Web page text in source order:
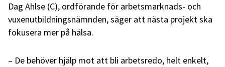
Dag Ahlse (C), ordförande för arbetsmarknads- och
vuxenutbildningsnämnden, säger att nästa projekt ska
fokusera mer på hälsa.
– De behöver hjälp mot att bli arbetsredo, helt enkelt,